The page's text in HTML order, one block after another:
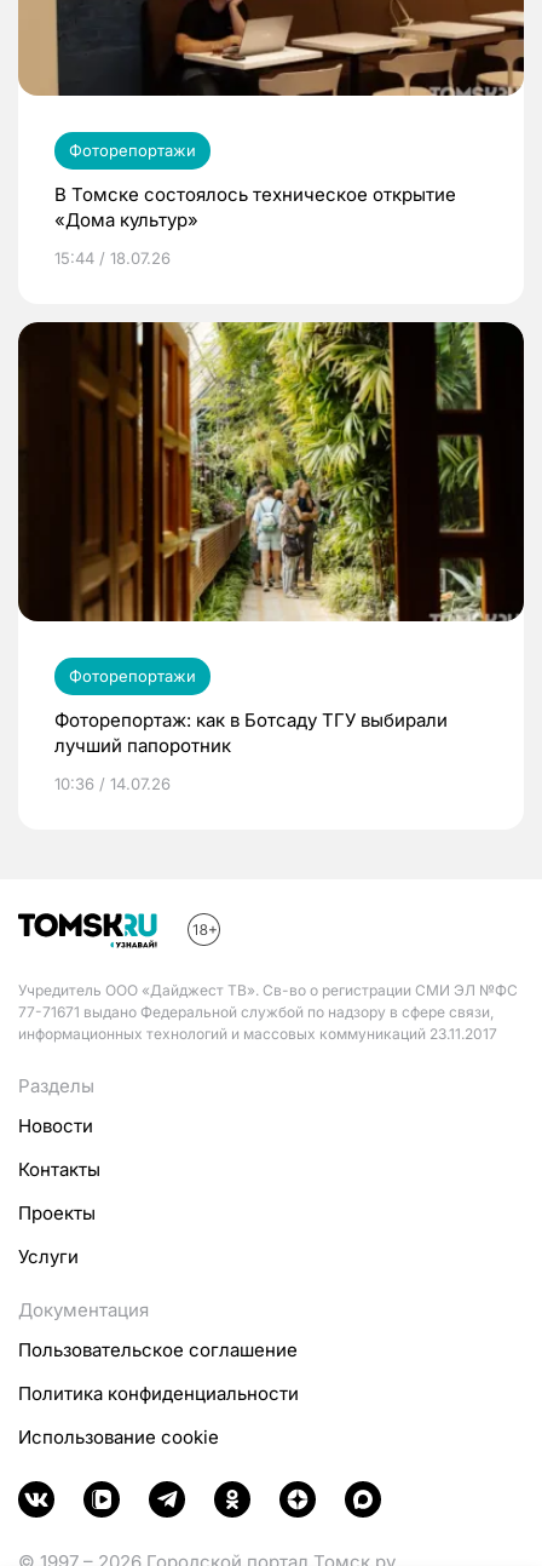
Фоторепортажи
В Томске состоялось техническое открытие
«Дома культур»
15:44 / 18.07.26
Фоторепортажи
Фоторепортаж: как в Ботсаду ТГУ выбирали
лучший папоротник
10:36 / 14.07.26
Учредитель ООО «Дайджест ТВ». Св-во о регистрации СМИ ЭЛ №ФС
77-71671 выдано Федеральной службой по надзору в сфере связи,
информационных технологий и массовых коммуникаций 23.11.2017
Разделы
Новости
Контакты
Проекты
Услуги
Документация
Пользовательское соглашение
Политика конфиденциальности
Использование cookie